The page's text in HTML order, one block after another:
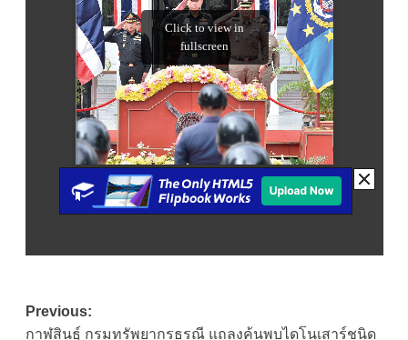
Post
Previous:
กาฬสินธุ์ กรมทรัพยากรธรณี แถลงค้นพบไดโนเสาร์ชนิด